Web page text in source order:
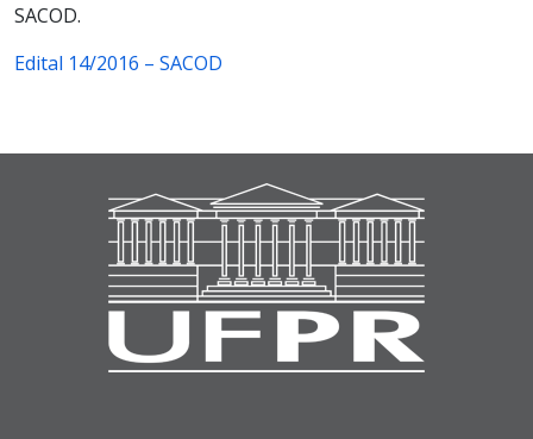
SACOD.
Edital 14/2016 – SACOD